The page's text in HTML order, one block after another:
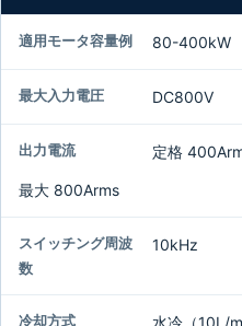
詳
細
80-400kW
DC800V
定格
最大 800Arms
10kHz
水冷（10L/